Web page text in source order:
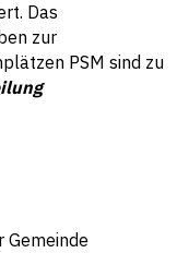
Das
zur
PSM sind zu
Gemeinde